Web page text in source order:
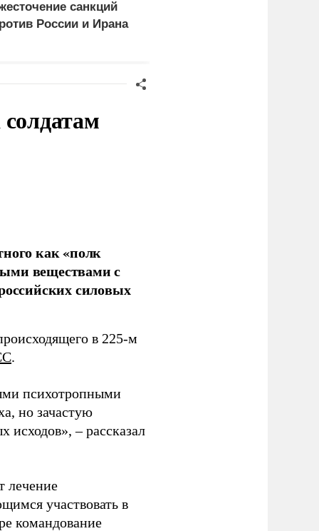
санкций
России и Ирана
как «полк
веществами с
силовых
в 225-м
.
психотропными
но зачастую
– рассказал
лечение
участвовать в
командование